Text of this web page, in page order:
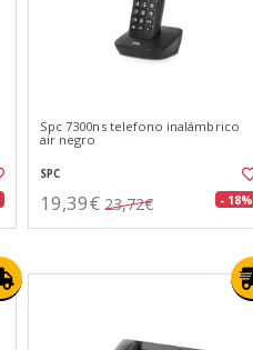
Spc 7300ns telefono inalámbrico
air negro
SPC
19,39€ 23,72€ - 18%